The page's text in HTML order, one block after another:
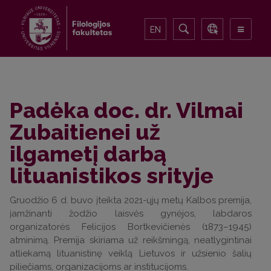
EN
Padėka doc. dr. Vilmai
Zubaitienei už
ilgametį darbą
lituanistikos srityje
Gruodžio 6 d. buvo įteikta 2021-ųjų metų Kalbos premija,
įamžinanti žodžio laisvės gynėjos, labdaros
organizatorės Felicijos Bortkevičienės (1873–1945)
atminimą. Premija skiriama už reikšmingą, neatlygintinai
atliekamą lituanistinę veiklą Lietuvos ir užsienio šalių
piliečiams, organizacijoms ar institucijoms.